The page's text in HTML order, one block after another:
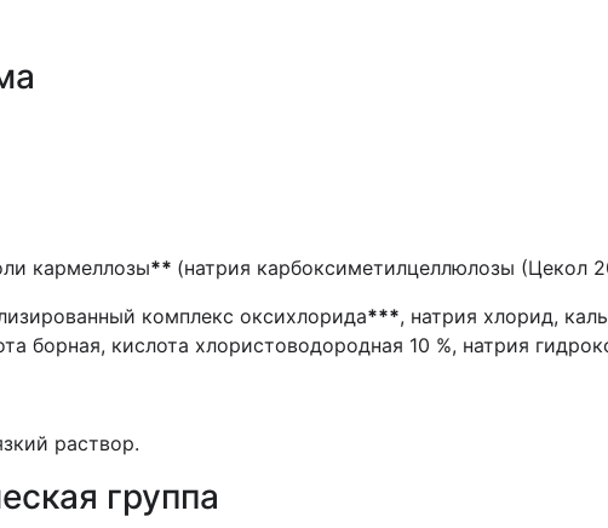
кармеллозы** (натрия карбоксиметилцеллюлозы (Цекол
комплекс оксихлорида***, натрия хлорид,
борная, кислота хлористоводородная 10 %, натрия
раствор.
группа